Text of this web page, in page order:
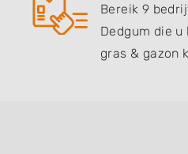
Bereik 9
Dedgum die
gras & gazon